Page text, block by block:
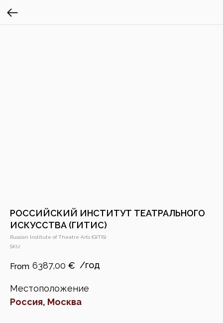
РОССИЙСКИЙ ИНСТИТУТ ТЕАТРАЛЬНОГО
ИСКУССТВА (ГИТИС)
Russian Institute of Theatre Arts (GITIS)
SKU:
6387,00 €
Местоположение
Россия, Москва